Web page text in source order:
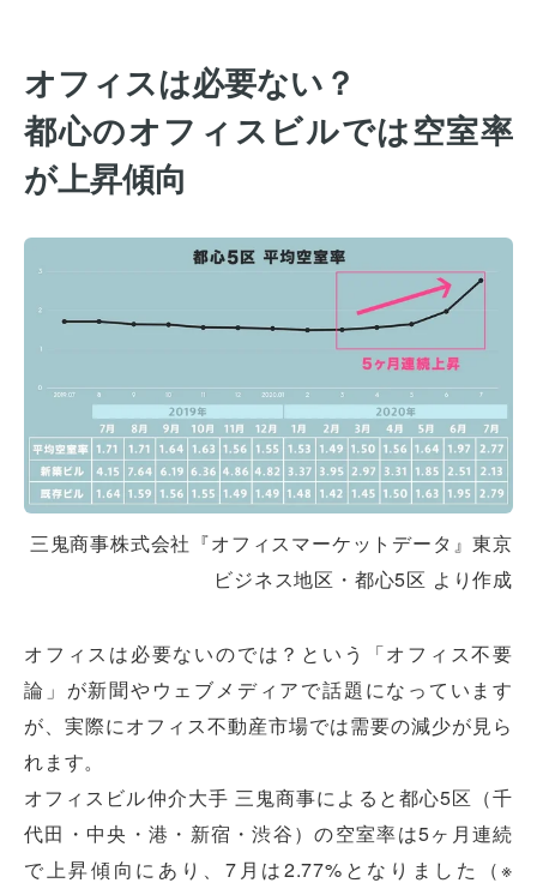
オフィスは必要ない？
都心のオフィスビルでは空室率
が上昇傾向
三鬼商事株式会社『オフィスマーケットデータ』東京
ビジネス地区・都心5区 より作成
オフィスは必要ないのでは？という「オフィス不要
論」が新聞やウェブメディアで話題になっています
が、実際にオフィス不動産市場では需要の減少が見ら
れます。
オフィスビル仲介大手 三鬼商事によると都心5区（千
代田・中央・港・新宿・渋谷）の空室率は5ヶ月連続
で上昇傾向にあり、7月は2.77%となりました（※